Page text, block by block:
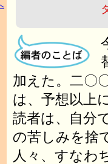
加えた。二〇
は、予想以上
読者は、自分
の苦しみを捨
人々、すなわ